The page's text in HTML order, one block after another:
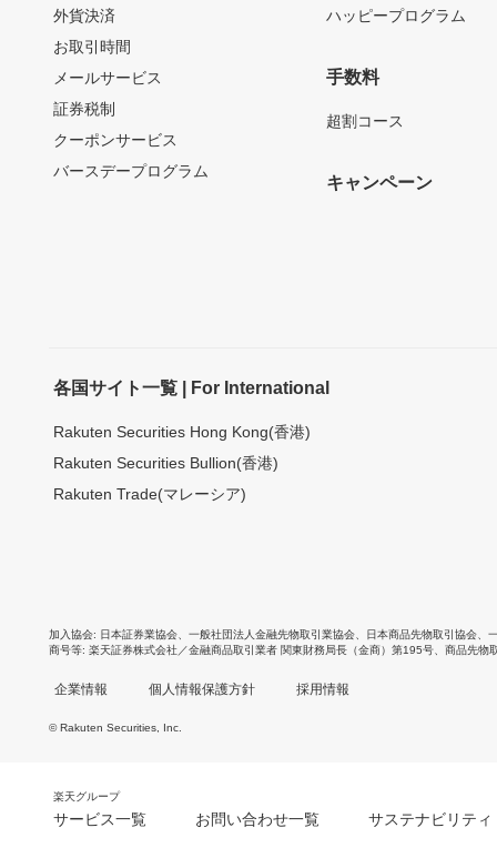
外貨決済
お取引時間
メールサービス
証券税制
クーポンサービス
バースデープログラム
ハッピープログラム
手数料
超割コース
キャンペーン
各国サイト一覧 | For International
Rakuten Securities Hong Kong(香港)
Rakuten Securities Bullion(香港)
Rakuten Trade(マレーシア)
加入協会 日本証券業協会 一般社団法人金融先物取引業協会 日本商品先物取引協会
商号等 楽天証券株式会社／金融商品取引業者 関東財務局長（金商）第195号、商品先物
企業情報 個人情報保護方針 採用情報
© Rakuten Securities, Inc.
楽天グループ
サービス一覧 お問い合わせ一覧 サステナビリティ